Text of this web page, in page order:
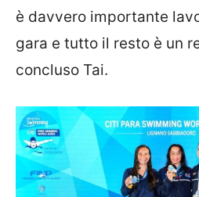
è davvero importante
gara e tutto il resto è un
concluso Tai.